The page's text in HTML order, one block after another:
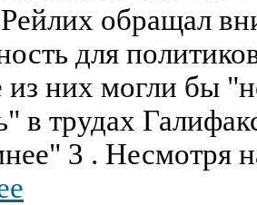
обращал
для
из них могли бы
в трудах
3 . Несмотря